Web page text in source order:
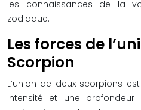
les connaissances de la
zodiaque.
Les forces de
Scorpion
L’union de deux scorpions
intensité et une profondeur